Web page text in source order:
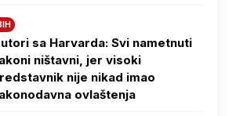
sa Harvarda: Svi nametnuti
ništavni, jer visoki
nije nikad imao
ovlaštenja